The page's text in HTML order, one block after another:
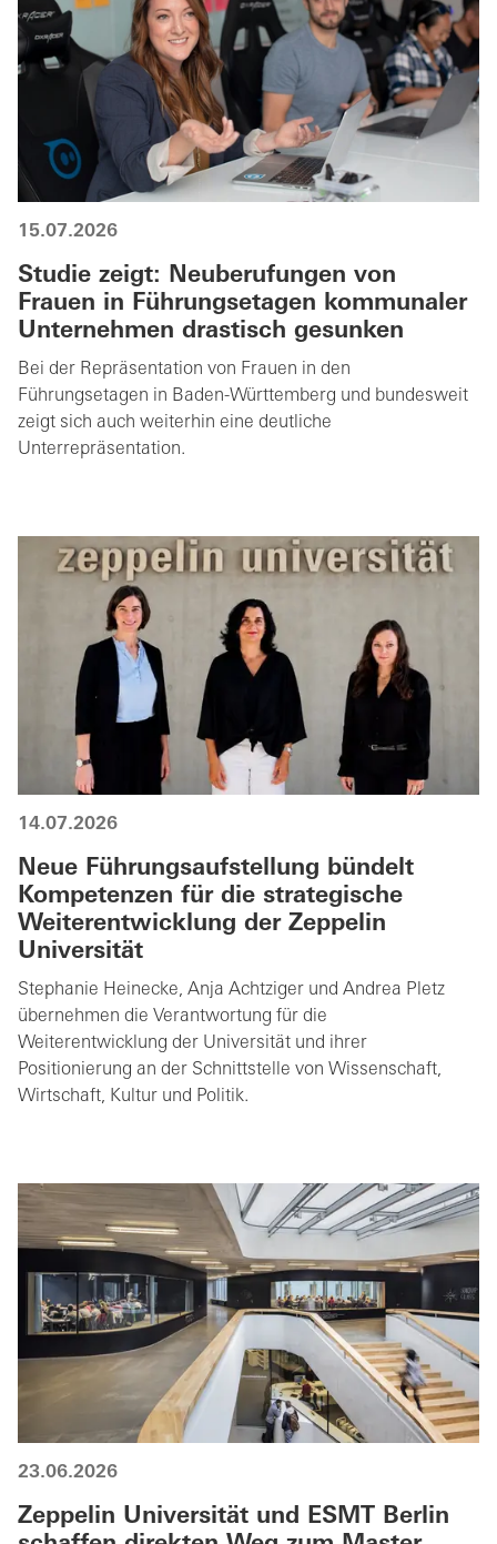
15.07.2026
Studie zeigt: Neuberufungen von
Frauen in Führungsetagen kommunaler
Unternehmen drastisch gesunken
Bei der Repräsentation von Frauen in den
Führungsetagen in Baden-Württemberg und bundesweit
zeigt sich auch weiterhin eine deutliche
Unterrepräsentation.
14.07.2026
Neue Führungsaufstellung bündelt
Kompetenzen für die strategische
Weiterentwicklung der Zeppelin
Universität
Stephanie Heinecke, Anja Achtziger und Andrea Pletz
übernehmen die Verantwortung für die
Weiterentwicklung der Universität und ihrer
Positionierung an der Schnittstelle von Wissenschaft,
Wirtschaft, Kultur und Politik.
23.06.2026
Zeppelin Universität und ESMT Berlin